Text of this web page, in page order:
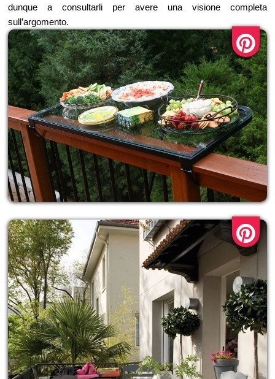
dunque a consultarli per avere una visione completa
sull’argomento.